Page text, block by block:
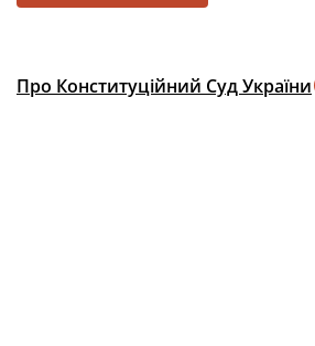
Про Конституційний Суд України